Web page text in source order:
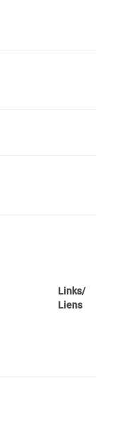
Links/
Liens